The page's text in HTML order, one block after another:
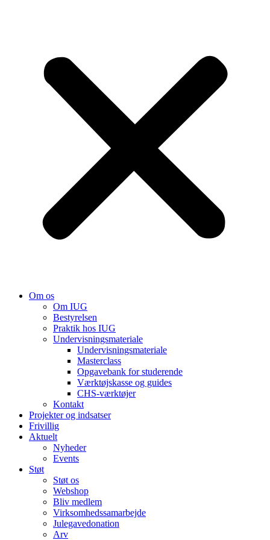
Om os
Om IUG
Bestyrelsen
Praktik hos IUG
Undervisningsmateriale
Undervisningsmateriale
Masterclass
Opgavebank for studerende
Værktøjskasse og guides
CHS-værktøjer
Kontakt
Projekter og indsatser
Frivillig
Aktuelt
Nyheder
Events
Støt
Støt os
Webshop
Bliv medlem
Virksomhedssamarbejde
Julegavedonation
Arv